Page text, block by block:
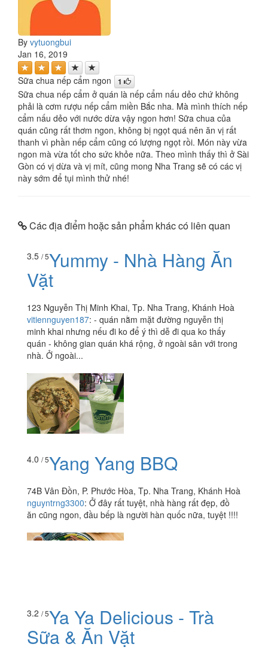
By vytuongbui
Jan 16, 2019
Sữa chua nếp cẩm ngon 1
Sữa chua nếp cẩm ở quán là nếp cẩm nấu dẻo chứ không
phải là cơm rượu nếp cẩm miền Bắc nha. Mà mình thích nếp
cẩm nấu dẻo với nước dừa vậy ngon hơn! Sữa chua của
quán cũng rất thơm ngon, không bị ngọt quá nên ăn vị rất
thanh vì phần nếp cẩm cũng có lượng ngọt rồi. Món này vừa
ngon mà vừa tốt cho sức khỏe nữa. Theo mình thấy thì ở Sài
Gòn có vị dừa và vị mít, cũng mong Nha Trang sẽ có các vị
này sớm để tụi mình thử nhé!
Các địa điểm hoặc sản phẩm khác có liên quan
3.5 / 5Yummy - Nhà Hàng Ăn
Vặt
123 Nguyễn Thị Minh Khai, Tp. Nha Trang, Khánh Hoà
vitiennguyen187: - quán nằm mặt đường nguyễn thị
minh khai nhưng nếu đi ko để ý thì dễ đi qua ko thấy
quán - không gian quán khá rộng, ở ngoài sân với trong
nhà. Ở ngoài...
4.0 / 5Yang Yang BBQ
74B Vân Đồn, P. Phước Hòa, Tp. Nha Trang, Khánh Hoà
nguyntrng3300: Ở đây rất tuyệt, nhà hàng rất đẹp, đồ
ăn cũng ngon, đầu bếp là người hàn quốc nữa, tuyệt !!!!
3.2 / 5Ya Ya Delicious - Trà
Sữa & Ăn Vặt